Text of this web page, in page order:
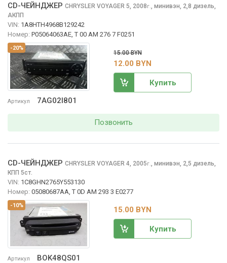
-20%
Артикул 7AG02I801
CD-ЧЕЙНДЖЕР CHRYSLER VOYAGER 5, 2008г.
минивэн, 2,8 дизель,
АКПП
VIN: 1A8HTH4968B129242
Номер: P05064063AE, T 00 AM 276 7 F0251
15.00 BYN
12.00 BYN
Купить
Позвонить
-10%
Артикул BOK48QS01
CD-ЧЕЙНДЖЕР CHRYSLER VOYAGER 4, 2005г.
минивэн, 2,5 дизель,
КПП 5ст.
VIN: 1C8GHN2765Y553130
Номер: 05080687AA, T 0D AM 293 3 E0277
15.00 BYN
Купить